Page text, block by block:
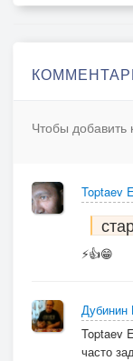
Чтобы добавить
Toptaev
⚡👍😁
Дубинин
Toptaev
часто